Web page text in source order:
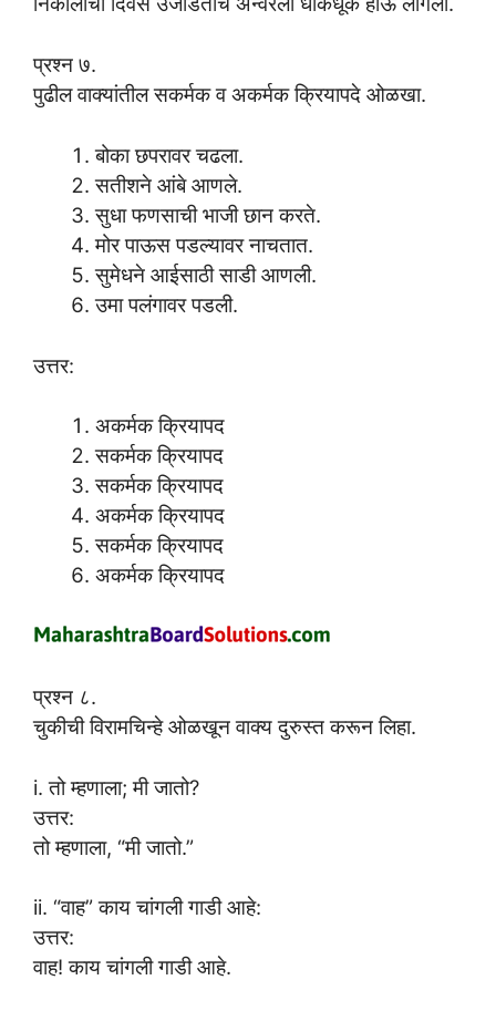
प्रश्न ७.
पुढील वाक्यांतील सकर्मक व अकर्मक क्रियापदे ओळखा.
बोका छपरावर चढला.
सतीशने आंबे आणले.
सुधा फणसाची भाजी छान करते.
मोर पाऊस पडल्यावर नाचतात.
सुमेधने आईसाठी साडी आणली.
उमा पलंगावर पडली.
उत्तर:
अकर्मक क्रियापद
सकर्मक क्रियापद
सकर्मक क्रियापद
अकर्मक क्रियापद
सकर्मक क्रियापद
अकर्मक क्रियापद
प्रश्न ८.
चुकीची विरामचिन्हे ओळखून वाक्य दुरुस्त करून लिहा.
i. तो म्हणाला; मी जातो?
उत्तर:
तो म्हणाला, “मी जातो.”
ii. “वाह” काय चांगली गाडी आहे:
उत्तर:
वाह! काय चांगली गाडी आहे.